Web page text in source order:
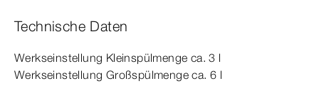
Technische Daten
Werkseinstellung Kleinspülmenge ca. 3 l
Werkseinstellung Großspülmenge ca. 6 l